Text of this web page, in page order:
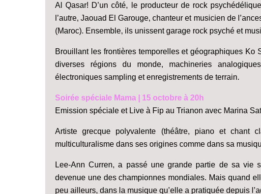
Al Qasar! D’un côté, le producteur de rock
l’autre, Jaouad El Garouge, chanteur et musicien de
(Maroc). Ensemble, ils unissent garage rock psyché et
Brouillant les frontières temporelles et géographiques Ko
diverses régions du monde, machineries
électroniques sampling et enregistrements de terrain.
Soirée spéciale Mama | 15 octobre à 20h
Emission spéciale et Live à Fip au Trianon avec Marina
Artiste grecque polyvalente (théâtre, piano et chant
multiculturalisme dans ses origines comme dans sa
Lee-Ann Curren, a passé une grande partie de sa vie
devenue une des championnes mondiales. Mais quand
peu ailleurs, dans la musique qu’elle a pratiquée depuis